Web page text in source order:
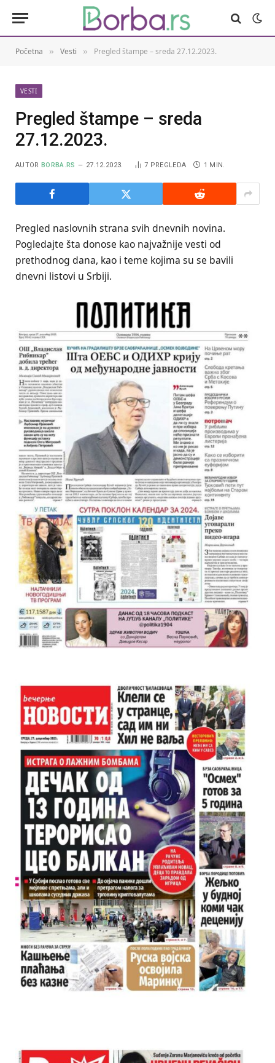
Početna » Vesti » Pregled štampe – sreda 27.12.2023.
VESTI
Pregled štampe – sreda
27.12.2023.
AUTOR BORBA.RS 27.12.2023. 7 PREGLEDA 1 MIN.
Pregled naslovnih strana svih dnevnih novina.
Pogledajte šta donose kao najvažnije vesti od
prethodnog dana, kao i teme kojima su se bavili
dnevni listovi u Srbiji.